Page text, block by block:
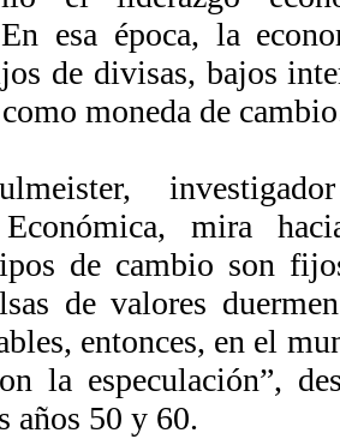
esa época, la
de divisas, bajos
moneda de
Económica, mira
de cambio son
de valores
entonces, en el
la especulación”,
años 50 y 60.